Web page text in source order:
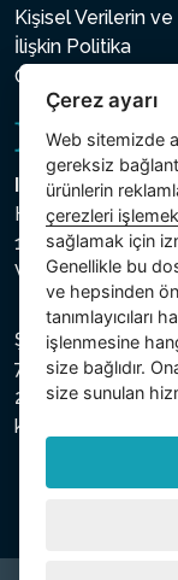
Kişisel Verilerin
İlişkin Politika
Çerez ayarı
Intex Trading,
Hradecká 2526/3
130 00 Praha 3
Vinohrady -
Şirket, Prag Şehir
74759 numaralı
26150808 ve KDV
kayıtlıdır.
Çerez ayarı
Web sitemizde
gereksiz
ürünlerin
çerezleri işlemek
sağlamak için
Genellikle bu
ve hepsinden
tanımlayıcıları
işlenmesine
size bağlıdır.
size sunulan